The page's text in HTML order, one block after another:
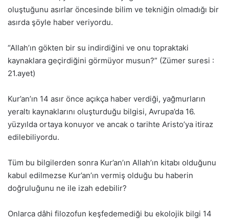
oluştuğunu asırlar öncesinde bilim ve tekniğin olmadığı bir
asırda şöyle haber veriyordu.
“Allah’ın gökten bir su indirdiğini ve onu topraktaki
kaynaklara geçirdiğini görmüyor musun?” (Zümer suresi :
21.ayet)
Kur’an’ın 14 asır önce açıkça haber verdiği, yağmurların
yeraltı kaynaklarını oluşturduğu bilgisi, Avrupa’da 16.
yüzyılda ortaya konuyor ve ancak o tarihte Aristo’ya itiraz
edilebiliyordu.
Tüm bu bilgilerden sonra Kur’an’ın Allah’ın kitabı olduğunu
kabul edilmezse Kur’an’ın vermiş olduğu bu haberin
doğruluğunu ne ile izah edebilir?
Onlarca dâhi filozofun keşfedemediği bu ekolojik bilgi 14